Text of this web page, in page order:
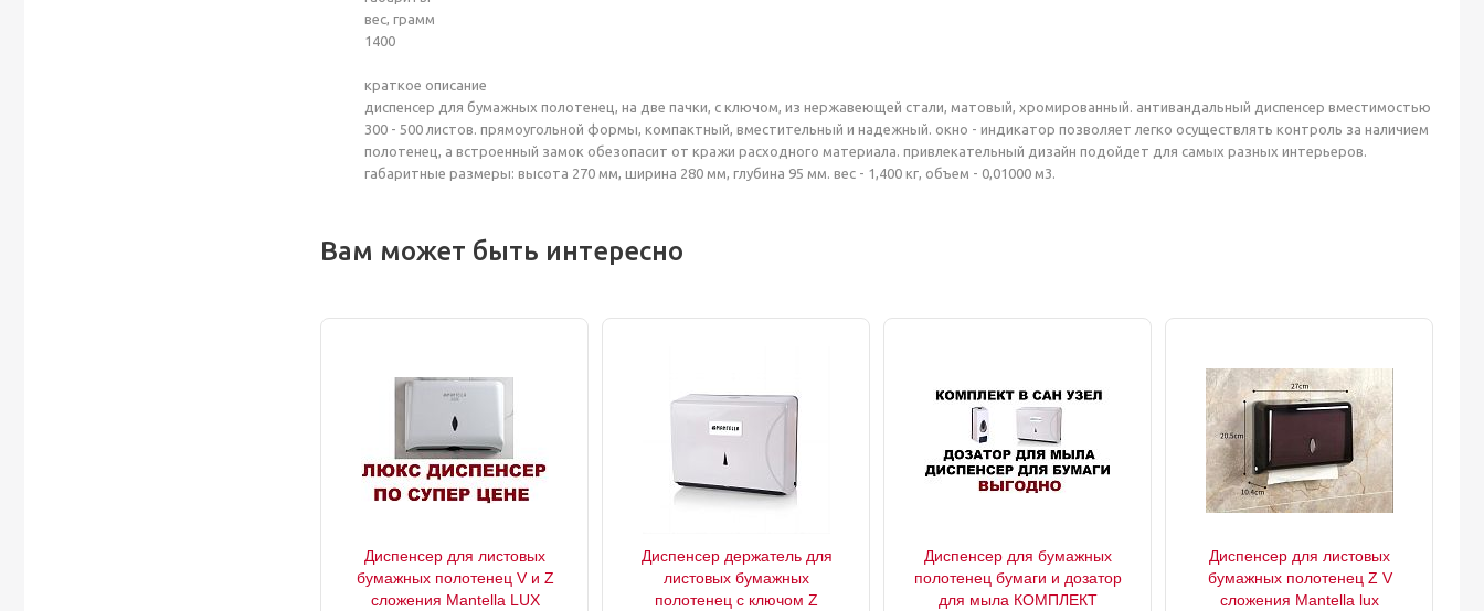
вес, грамм
1400
краткое описание
диспенсер для бумажных полотенец, на две пачки, с ключом, из нержавеющей стали, матовый, хромированный. антивандальный диспенсер вместимостью
300 - 500 листов. прямоугольной формы, компактный, вместительный и надежный. окно - индикатор позволяет легко осуществлять контроль за наличием
полотенец, а встроенный замок обезопасит от кражи расходного материала. привлекательный дизайн подойдет для самых разных интерьеров.
габаритные размеры: высота 270 мм, ширина 280 мм, глубина 95 мм. вес - 1,400 кг, объем - 0,01000 м3.
Вам может быть интересно
Диспенсер для листовых
бумажных полотенец V и Z
сложения Mantella LUX
Диспенсер держатель для
листовых бумажных
полотенец с ключом Z
Диспенсер для бумажных
полотенец бумаги и дозатор
для мыла КОМПЛЕКТ
Диспенсер для листовых
бумажных полотенец Z V
сложения Mantella lux